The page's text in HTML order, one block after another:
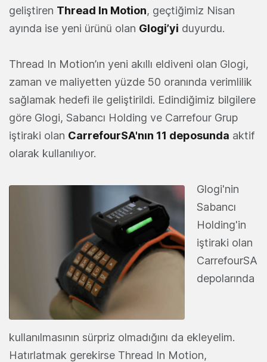
geliştiren Thread In Motion, geçtiğimiz Nisan
ayında ise yeni ürünü olan Glogi’yi duyurdu.
Thread In Motion’ın yeni akıllı eldiveni olan Glogi,
zaman ve maliyetten yüzde 50 oranında verimlilik
sağlamak hedefi ile geliştirildi. Edindiğimiz bilgilere
göre Glogi, Sabancı Holding ve Carrefour Grup
iştiraki olan CarrefourSA'nın 11 deposunda aktif
olarak kullanılıyor.
Glogi'nin
Sabancı
Holding'in
iştiraki olan
CarrefourSA
depolarında
kullanılmasının sürpriz olmadığını da ekleyelim.
Hatırlatmak gerekirse Thread In Motion,